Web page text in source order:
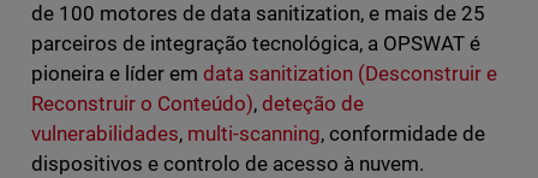
de 100 motores de data sanitization, e mais de 25
parceiros de integração tecnológica, a OPSWAT é
pioneira e líder em data sanitization (Desconstruir e
Reconstruir o Conteúdo), deteção de
vulnerabilidades, multi-scanning, conformidade de
dispositivos e controlo de acesso à nuvem.